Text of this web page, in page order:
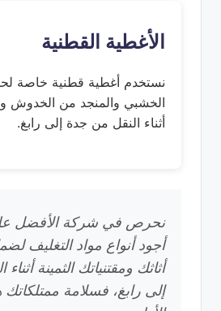
الأغطية القطنية
نستخدم أغطية قطنية خاصة
الخشبي والمنجد من الخدوش
أثناء النقل من جدة إلى رابغ.
نحرص في شركة الأفضل
أجود أنواع مواد التغليف
أثاثك ومقتنياتك الثمينة
إلى رابغ، فسلامة ممتلكاتك